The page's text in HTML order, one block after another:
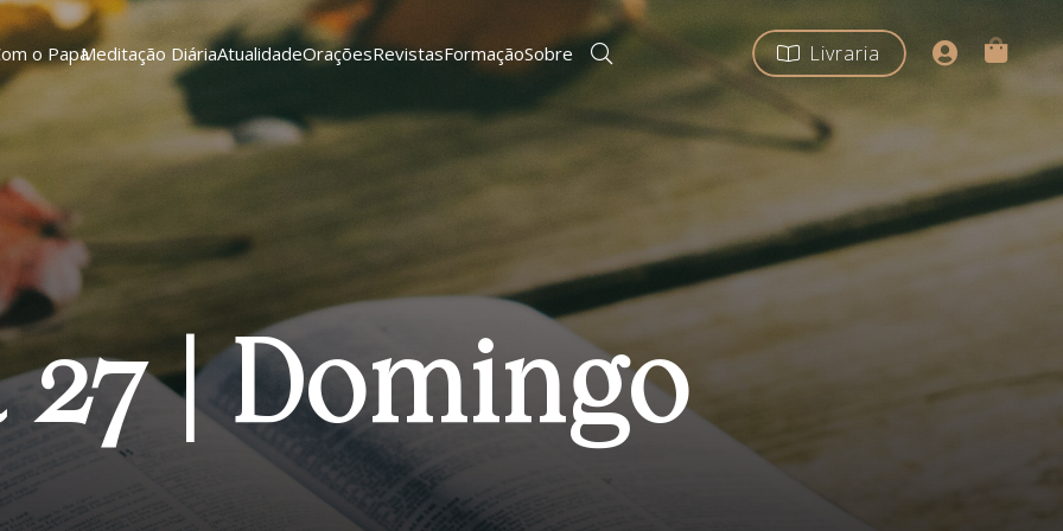
o PapaMeditação DiáriaAtualidadeOraçõesRevistasFormaçãoSobre Livraria
27 | Domingo